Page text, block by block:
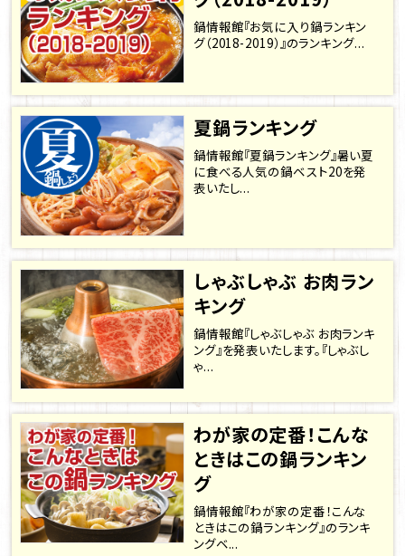
鍋情報館『お気に入り鍋ランキン
グ（2018-2019）』のランキング...
夏鍋ランキング
鍋情報館『夏鍋ランキング』暑い夏
に食べる人気の鍋ベスト20を発
表いたし...
しゃぶしゃぶ お肉ラン
キング
鍋情報館『しゃぶしゃぶ お肉ランキ
ング』を発表いたします。『しゃぶし
ゃ...
わが家の定番！こんな
ときはこの鍋ランキン
グ
鍋情報館『わが家の定番！こんな
ときはこの鍋ランキング』のランキ
ングベ...